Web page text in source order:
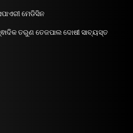
ମେଡିସିନ
ତରୁଣ ତେଜପାଲ ଦୋଷୀ ସାବ୍ୟସ୍ତ